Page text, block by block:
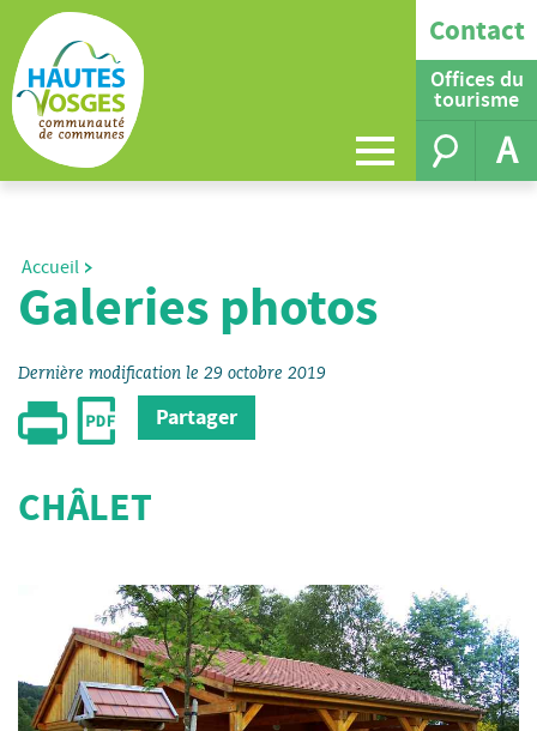
Contact
Offices du
tourisme
A
Accueil
Galeries photos
Dernière modification le 29 octobre 2019
Partager
CHÂLET